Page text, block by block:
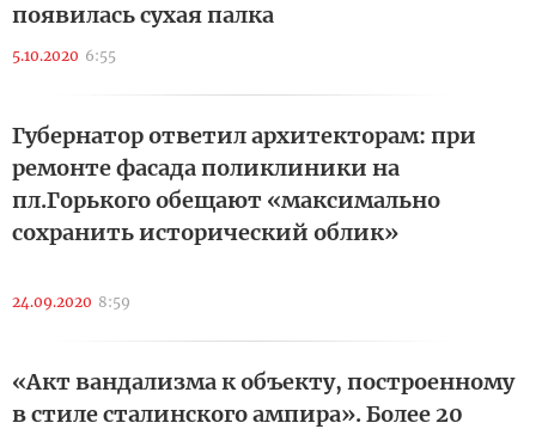
появилась сухая палка
5.10.2020 6:55
Губернатор ответил архитекторам: при
ремонте фасада поликлиники на
пл.Горького обещают «максимально
сохранить исторический облик»
24.09.2020 8:59
«Акт вандализма к объекту, построенному
в стиле сталинского ампира». Более 20